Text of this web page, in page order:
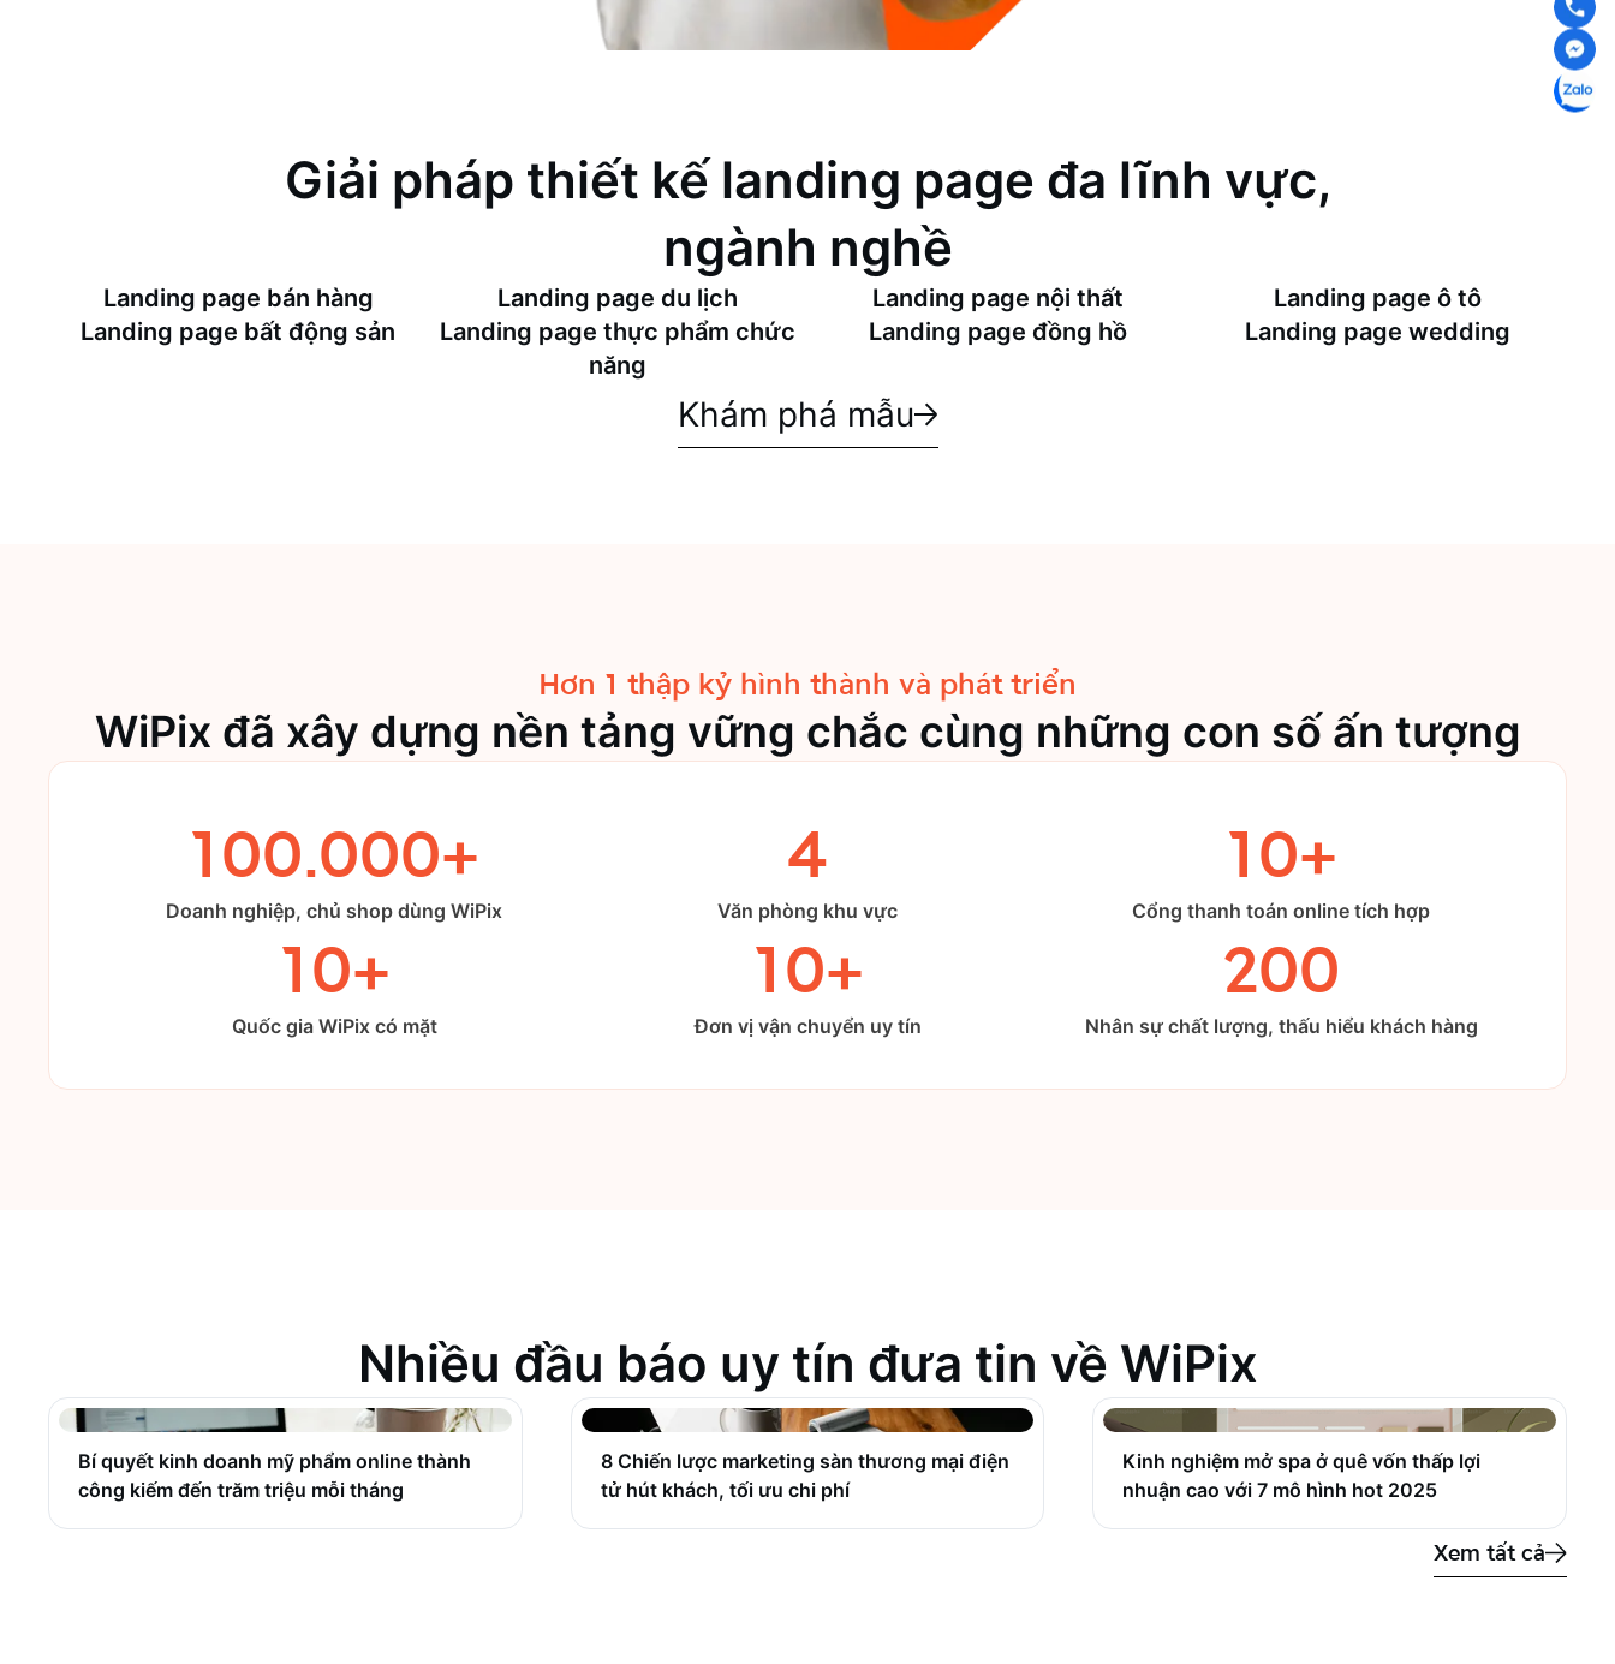
Giải pháp thiết kế landing page đa lĩnh vực,
ngành nghề
Landing page bán hàng Landing page du lịch Landing page nội thất
Landing page ô tô
Landing page bất động sản
Landing page thực phẩm chức
năng
Landing page đồng hồ Landing page wedding
Khám phá mẫu
Hơn 1 thập kỷ hình thành và phát triển
WiPix đã xây dựng nền tảng vững chắc cùng những con số ấn tượng
100.000+
Doanh nghiệp, chủ shop dùng WiPix
4
Văn phòng khu vực
10+
Cổng thanh toán online tích hợp
10+
Quốc gia WiPix có mặt
10+
Đơn vị vận chuyển uy tín
200
Nhân sự chất lượng, thấu hiểu khách hàng
Nhiều đầu báo uy tín đưa tin về WiPix
Bí quyết kinh doanh mỹ phẩm online thành
công kiếm đến trăm triệu mỗi tháng
8 Chiến lược marketing sàn thương mại điện
tử hút khách, tối ưu chi phí
Kinh nghiệm mở spa ở quê vốn thấp lợi
nhuận cao với 7 mô hình hot 2025
Xem tất cả